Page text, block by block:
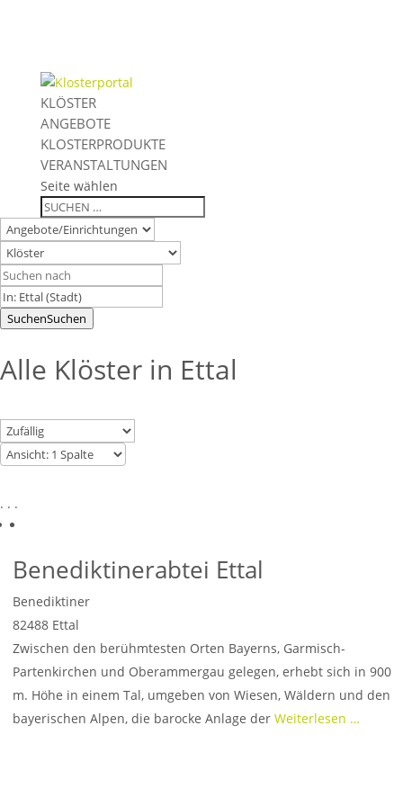
KLÖSTER
ANGEBOTE
KLOSTERPRODUKTE
VERANSTALTUNGEN
Seite wählen
SuchenSuchen
Alle Klöster in Ettal
. . .
Benediktinerabtei Ettal
Benediktiner
82488 Ettal
Zwischen den berühmtesten Orten Bayerns, Garmisch-
Partenkirchen und Oberammergau gelegen, erhebt sich in 900
m. Höhe in einem Tal, umgeben von Wiesen, Wäldern und den
bayerischen Alpen, die barocke Anlage der Weiterlesen …